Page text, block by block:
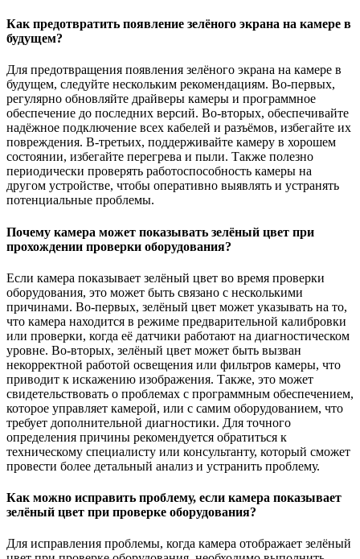
Как предотвратить появление зелёного экрана на камере в
будущем?
Для предотвращения появления зелёного экрана на камере в
будущем, следуйте нескольким рекомендациям. Во-первых,
регулярно обновляйте драйверы камеры и программное
обеспечение до последних версий. Во-вторых, обеспечивайте
надёжное подключение всех кабелей и разъёмов, избегайте их
повреждения. В-третьих, поддерживайте камеру в хорошем
состоянии, избегайте перегрева и пыли. Также полезно
периодически проверять работоспособность камеры на
другом устройстве, чтобы оперативно выявлять и устранять
потенциальные проблемы.
Почему камера может показывать зелёный цвет при
прохождении проверки оборудования?
Если камера показывает зелёный цвет во время проверки
оборудования, это может быть связано с несколькими
причинами. Во-первых, зелёный цвет может указывать на то,
что камера находится в режиме предварительной калибровки
или проверки, когда её датчики работают на диагностическом
уровне. Во-вторых, зелёный цвет может быть вызван
некорректной работой освещения или фильтров камеры, что
приводит к искажению изображения. Также, это может
свидетельствовать о проблемах с программным обеспечением,
которое управляет камерой, или с самим оборудованием, что
требует дополнительной диагностики. Для точного
определения причины рекомендуется обратиться к
техническому специалисту или консультанту, который сможет
провести более детальный анализ и устранить проблему.
Как можно исправить проблему, если камера показывает
зелёный цвет при проверке оборудования?
Для исправления проблемы, когда камера отображает зелёный